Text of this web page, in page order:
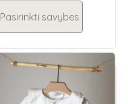
Pasirinkti savybes